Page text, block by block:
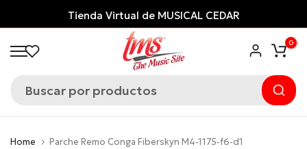
al
contenido
Tienda Virtual de MUSICAL CEDAR
0
Home Parche Remo Conga Fiberskyn M4-1175-f6-d1